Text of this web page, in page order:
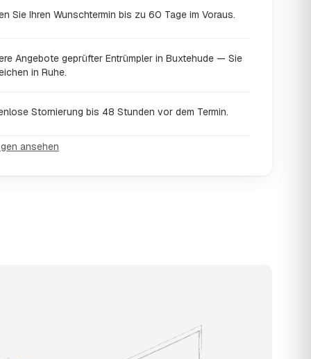
Sie Ihren Wunschtermin bis zu 60 Tage im Voraus.
Angebote geprüfter Entrümpler in Buxtehude — Sie
in Ruhe.
Stornierung bis 48 Stunden vor dem Termin.
ansehen